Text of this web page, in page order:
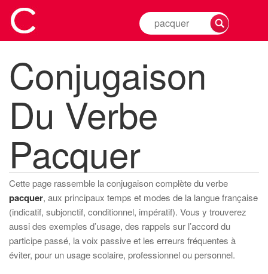
Rechercher
la
d'un
verbe
Conjugaison
Du Verbe
Pacquer
Cette page rassemble la conjugaison complète du verbe
pacquer, aux principaux temps et modes de la langue française
(indicatif, subjonctif, conditionnel, impératif). Vous y trouverez
aussi des exemples d’usage, des rappels sur l’accord du
participe passé, la voix passive et les erreurs fréquentes à
éviter, pour un usage scolaire, professionnel ou personnel.